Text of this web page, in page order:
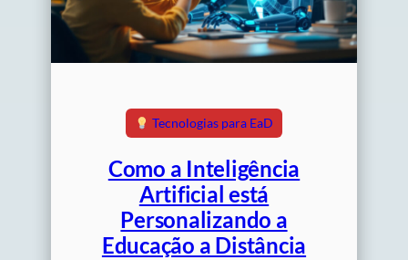
Tecnologias para EaD
Como a Inteligência
Artificial está
Personalizando a
Educação a Distância